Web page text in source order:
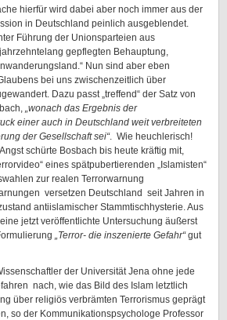
hierfür wird dabei aber noch immer aus der
in Deutschland peinlich ausgeblendet.
Führung der Unionsparteien aus
gepflegten Behauptung,
Nun sind aber eben
bei uns zwischenzeitlich über
Dazu passt „treffend“ der Satz von
„wonach das Ergebnis der
einer auch in Deutschland weit verbreiteten
der Gesellschaft sei“. Wie heuchlerisch!
schürte Bosbach bis heute kräftig mit,
eines spätpubertierenden „Islamisten“
zur realen Terrorwarnung
versetzen Deutschland seit Jahren in
antiislamischer Stammtischhysterie. Aus
jetzt veröffentlichte Untersuchung äußerst
„Terror- die inszenierte Gefahr“gut
der Universität Jena ohne jede
nach, wie das Bild des Islam letztlich
über religiös verbrämten Terrorismus geprägt
so der Kommunikationspsychologe Professor